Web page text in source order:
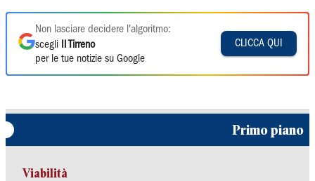
Non lasciare decidere l'algoritmo:
scegli
Il Tirreno
per le tue notizie su Google
CLICCA QUI
Primo piano
Viabilità